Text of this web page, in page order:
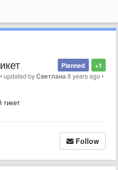
+1
Planned
•updated byСветлана 8 years ago•
Follow